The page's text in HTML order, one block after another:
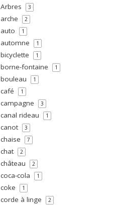
Arbres 3
arche 2
auto 1
automne 1
bicyclette 1
borne-fontaine 1
bouleau 1
café 1
campagne 3
canal rideau 1
canot 3
chaise 7
chat 2
château 2
coca-cola 1
coke 1
corde à linge 2